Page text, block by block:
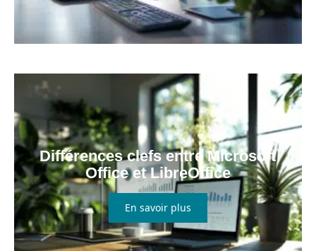
Différences clefs entre Microsoft
Office et LibreOffice
En savoir plus